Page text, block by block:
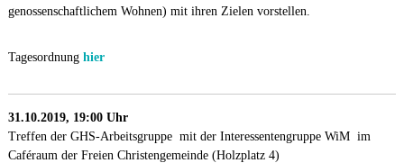
genossenschaftlichem Wohnen) mit ihren Zielen vorstellen.
Tagesordnung hier
31.10.2019, 19:00 Uhr
Treffen der GHS-Arbeitsgruppe mit der Interessentengruppe WiM im
Caféraum der Freien Christengemeinde (Holzplatz 4)